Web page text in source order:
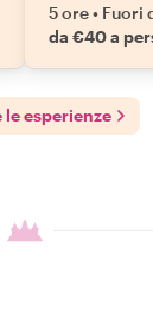
5 ore• Fuori
da €40 a
le esperienze